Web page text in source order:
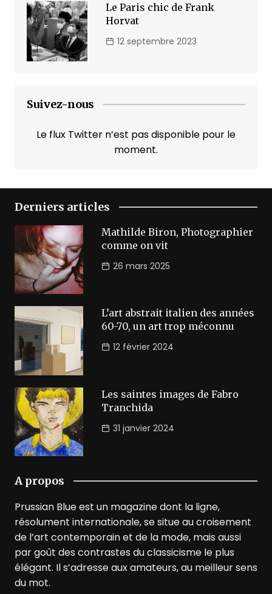
Le Paris chic de Frank
Horvat
12 septembre 2023
Suivez-nous
Le flux Twitter n’est pas disponible pour le
moment.
Derniers articles
Mathilde Biron, Photographier
comme on vit
26 mars 2025
L’art abstrait italien des années
60-70, un art trop méconnu
12 février 2024
Les saintes images de Fabro
Tranchida
31 janvier 2024
A propos
Prussian Blue est un magazine dont la ligne,
résolument internationale, se situe au croisement
de l’art contemporain et de la mode, mais aussi
par goût des contrastes du classicisme le plus
élégant. Il s’adresse aux amateurs, au meilleur sens
du mot.